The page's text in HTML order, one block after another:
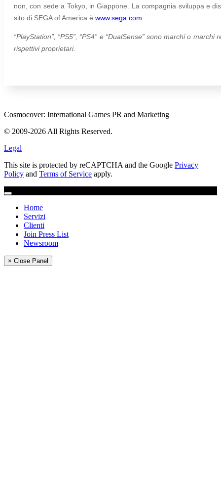
non, con sede a Tokyo, in Giappone. La compagnia sviluppa e
sito di SEGA of America è www.sega.com
“PlayStation”, “PS5”, “PS4” e “DualSense” sono marchi o
rispettivi proprietari.
Cosmocover: International Games PR and Marketing
© 2009-2026 All Rights Reserved.
Legal
This site is protected by reCAPTCHA and the Google Privacy
Policy and Terms of Service apply.
Home
Servizi
Clienti
Join Press List
Newsroom
× Close Panel